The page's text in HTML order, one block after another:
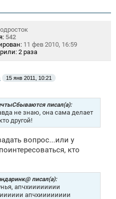
542
11 фев 2010, 16:59
2 раза
15 янв 2011, 10:21
писал(а):
не знаю, она сама делает
другой!
вопрос...или у
кто
писал(а):
апчхииииииии
апчхииииииии